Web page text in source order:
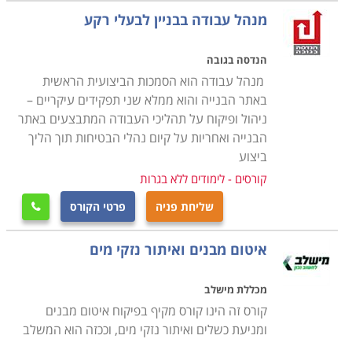
יסודות חיוניים בתחום בטיחות בעבודה, כולל לימוד של כללי
ואמצעי בטיחות בגובה, עם מנוף, עם מכשירים חותכים
וחדים, עם חומרים כבדים, מסוכנים וכדומה
למי מיועד הקורס
הקורס מיועד הן לבנאים וותיקים המעוניינים לרכוש או
לשנות התמחות והן עבור אנשים העושים את צעדיהם
הראשונים בעולם זה. הקורס ניתן בשתי רמות - ברמת
מתחילים נלמדים כל היסודות החל מהשלב הראשון, בעוד
שבזה למתקדמים נלמדים נושאים של בנייה מתמחה או
מתמקדת.הקורס ניתן גם במסגרת לימודי הנדסת בניין
כקורס חובה. במסגרת לימודים אלה ניתנים דגשים על
נושאים בתחום עסקו של הנדסאי או מהנדס ברמת התכנון
והפיקוח, אם כי גם במקרה זה עובר קורס בנייה על כל נושאי
הליבה ברמה זו אחרת.
מנהל עבודה בבניין לבעלי רקע
הנדסה בגובה
מנהל עבודה הוא הסמכות הביצועית הראשית
באתר הבנייה והוא ממלא שני תפקידים עיקריים –
ניהול ופיקוח על תהליכי העבודה המתבצעים באתר
הבנייה ואחריות על קיום נהלי הבטיחות תוך הליך
ביצוע
קורסים - לימודים ללא בגרות
שליחת פניה פרטי הקורס 
איטום מבנים ואיתור נזקי מים
מכללת מישלב
קורס זה הינו קורס מקיף בפיקוח איטום מבנים
ומניעת כשלים ואיתור נזקי מים, וככזה הוא המשלב